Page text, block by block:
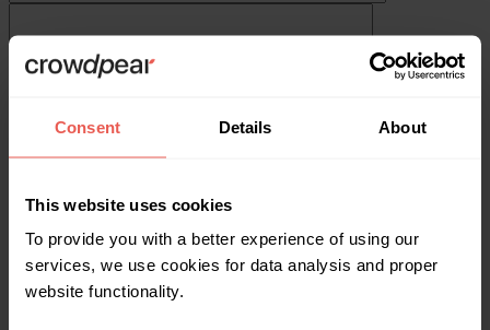
Consent Details About
This website uses cookies
To provide you with a better experience of using our
services, we use cookies for data analysis and proper
website functionality.
Mulțumim pentru recenzie.
Care este valoarea minimă a investiției?